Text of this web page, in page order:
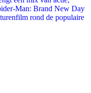
Man: Brand New Day
rond de populaire